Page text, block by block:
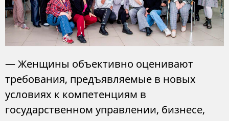
— Женщины объективно оценивают
требования, предъявляемые в новых
условиях к компетенциям в
государственном управлении, бизнесе,